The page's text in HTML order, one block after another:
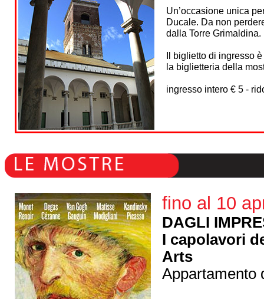
Un’occasione unica
Ducale. Da non
dalla Torre Grimaldina.
Il biglietto di ingresso
la biglietteria della
ingresso intero € 5 -
fino al 10
DAGLI
I capolavori
Arts
Appartamento